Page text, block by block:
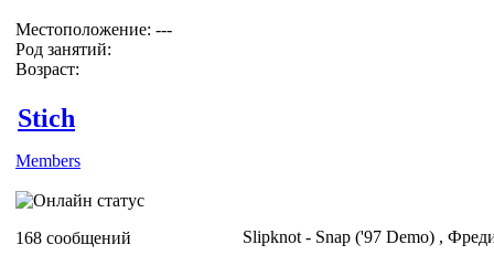
Местоположение: ---
Род занятий:
Возраст:
Stich
Members
168 сообщений Slipknot - Snap ('97 Demo) ,